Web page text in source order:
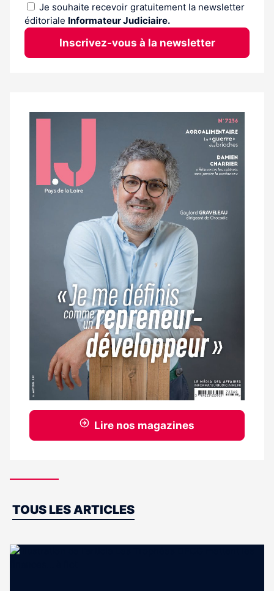
Je souhaite recevoir gratuitement la newsletter
éditoriale Informateur Judiciaire.
Inscrivez-vous à la newsletter
Notre
magazine
Lire nos magazines
Dernières
TOUS LES ARTICLES